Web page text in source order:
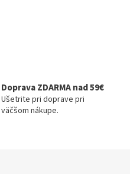
Doprava ZDARMA nad 59€
Ušetrite pri doprave pri
väčšom nákupe.